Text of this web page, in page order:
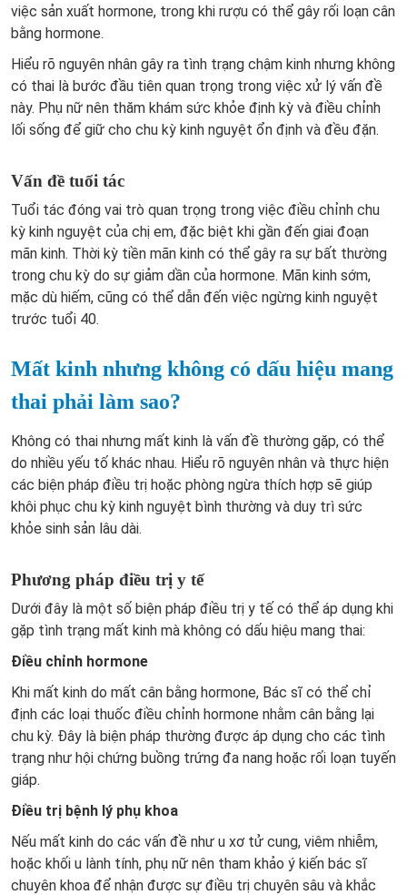
việc sản xuất hormone, trong khi rượu có thể gây rối loạn cân
bằng hormone.
Hiểu rõ nguyên nhân gây ra tình trạng chậm kinh nhưng không
có thai là bước đầu tiên quan trọng trong việc xử lý vấn đề
này. Phụ nữ nên thăm khám sức khỏe định kỳ và điều chỉnh
lối sống để giữ cho chu kỳ kinh nguyệt ổn định và đều đặn.
Vấn đề tuổi tác
Tuổi tác đóng vai trò quan trọng trong việc điều chỉnh chu
kỳ kinh nguyệt của chị em, đặc biệt khi gần đến giai đoạn
mãn kinh. Thời kỳ tiền mãn kinh có thể gây ra sự bất thường
trong chu kỳ do sự giảm dần của hormone. Mãn kinh sớm,
mặc dù hiếm, cũng có thể dẫn đến việc ngừng kinh nguyệt
trước tuổi 40.
Mất kinh nhưng không có dấu hiệu mang
thai phải làm sao?
Không có thai nhưng mất kinh là vấn đề thường gặp, có thể
do nhiều yếu tố khác nhau. Hiểu rõ nguyên nhân và thực hiện
các biện pháp điều trị hoặc phòng ngừa thích hợp sẽ giúp
khôi phục chu kỳ kinh nguyệt bình thường và duy trì sức
khỏe sinh sản lâu dài.
Phương pháp điều trị y tế
Dưới đây là một số biện pháp điều trị y tế có thể áp dụng khi
gặp tình trạng mất kinh mà không có dấu hiệu mang thai:
Điều chỉnh hormone
Khi mất kinh do mất cân bằng hormone, Bác sĩ có thể chỉ
định các loại thuốc điều chỉnh hormone nhằm cân bằng lại
chu kỳ. Đây là biện pháp thường được áp dụng cho các tình
trạng như hội chứng buồng trứng đa nang hoặc rối loạn tuyến
giáp.
Điều trị bệnh lý phụ khoa
Nếu mất kinh do các vấn đề như u xơ tử cung, viêm nhiễm,
hoặc khối u lành tính, phụ nữ nên tham khảo ý kiến bác sĩ
chuyên khoa để nhận được sự điều trị chuyên sâu và khắc